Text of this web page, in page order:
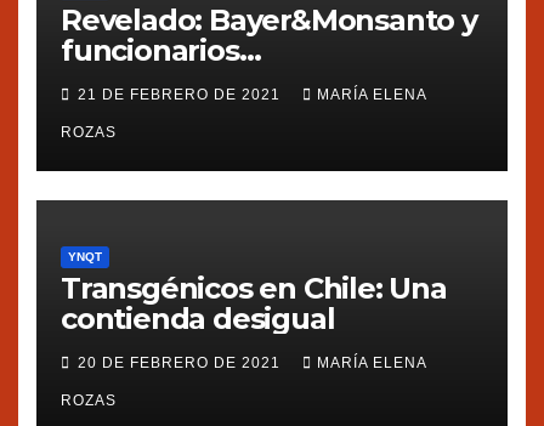
Revelado: Bayer&Monsanto y
funcionarios
estadounidenses
presionaron a México
21 DE FEBRERO DE 2021 MARÍA ELENA
ROZAS
YNQT
Transgénicos en Chile: Una
contienda desigual
20 DE FEBRERO DE 2021 MARÍA ELENA
ROZAS